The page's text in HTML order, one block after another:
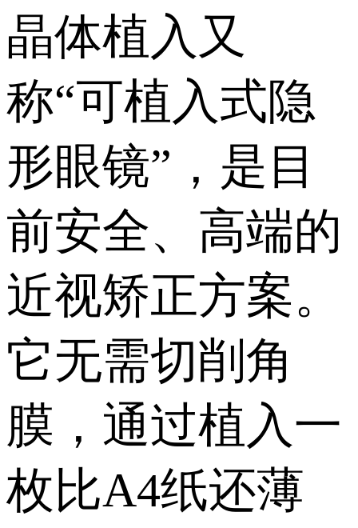
晶体植入又
称“可植入式隐
形眼镜”，是目
前安全、高端的
近视矫正方案。
它无需切削角
膜，通过植入一
枚比A4纸还薄